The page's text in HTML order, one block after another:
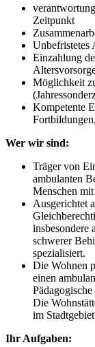
Zeitpunkt
Unbefristetes
Einzahlung
Möglichkeit
Kompetente
Wer wir sind:
Träger von
ambulanten
Menschen
Ausgerichtet
insbesondere
schwerer
spezialisiert.
Die Wohnen
einen
Die
im
Ihr Aufgaben: